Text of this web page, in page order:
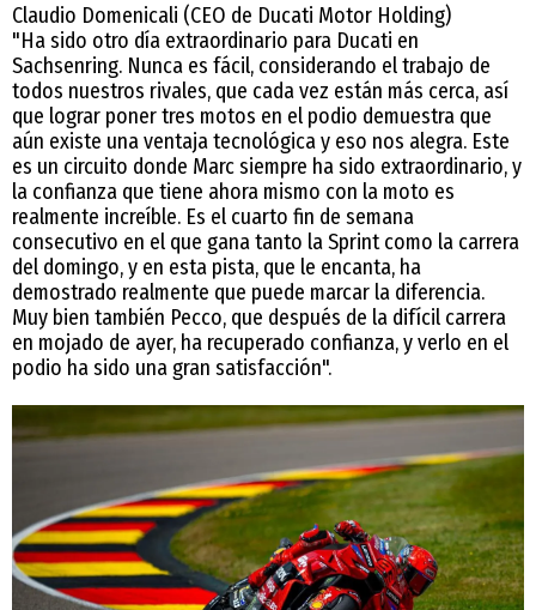
Claudio Domenicali (CEO de Ducati Motor Holding)
"Ha sido otro día extraordinario para Ducati en
Sachsenring. Nunca es fácil, considerando el trabajo de
todos nuestros rivales, que cada vez están más cerca, así
que lograr poner tres motos en el podio demuestra que
aún existe una ventaja tecnológica y eso nos alegra. Este
es un circuito donde Marc siempre ha sido extraordinario, y
la confianza que tiene ahora mismo con la moto es
realmente increíble. Es el cuarto fin de semana
consecutivo en el que gana tanto la Sprint como la carrera
del domingo, y en esta pista, que le encanta, ha
demostrado realmente que puede marcar la diferencia.
Muy bien también Pecco, que después de la difícil carrera
en mojado de ayer, ha recuperado confianza, y verlo en el
podio ha sido una gran satisfacción".